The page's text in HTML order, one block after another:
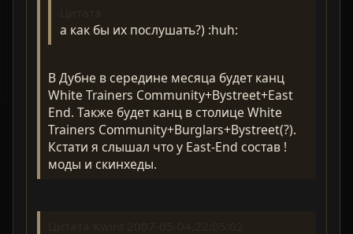
а как бы их послушать?) :huh:
В Дубне в середине месяца будет канц
White Trainers Community+Bystreet+East
End. Также будет канц в столице White
Trainers Community+Burglars+Bystreet(?).
Кстати я слышал что у East-End состав !
моды и скинхеды.